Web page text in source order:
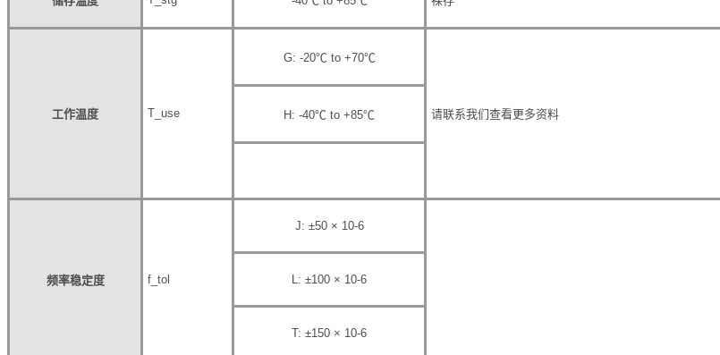
工作温度 T_use
G: -20℃to +70℃
请联系我们查看更多资料
H: -40℃ to +85℃
频率稳定度 f_tol
J: ±50 × 10-6
L: ±100 × 10-6
T: ±150 × 10-6